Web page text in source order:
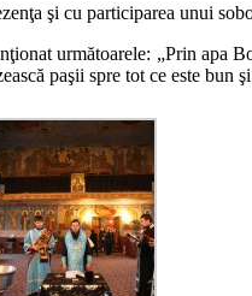
şi cu participarea unui
următoarele: „Prin apa
paşii spre tot ce este bun